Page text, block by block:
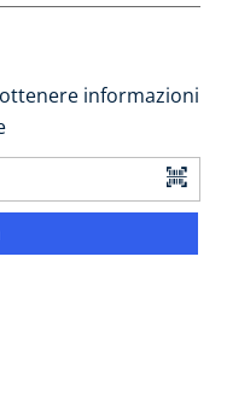
informazioni